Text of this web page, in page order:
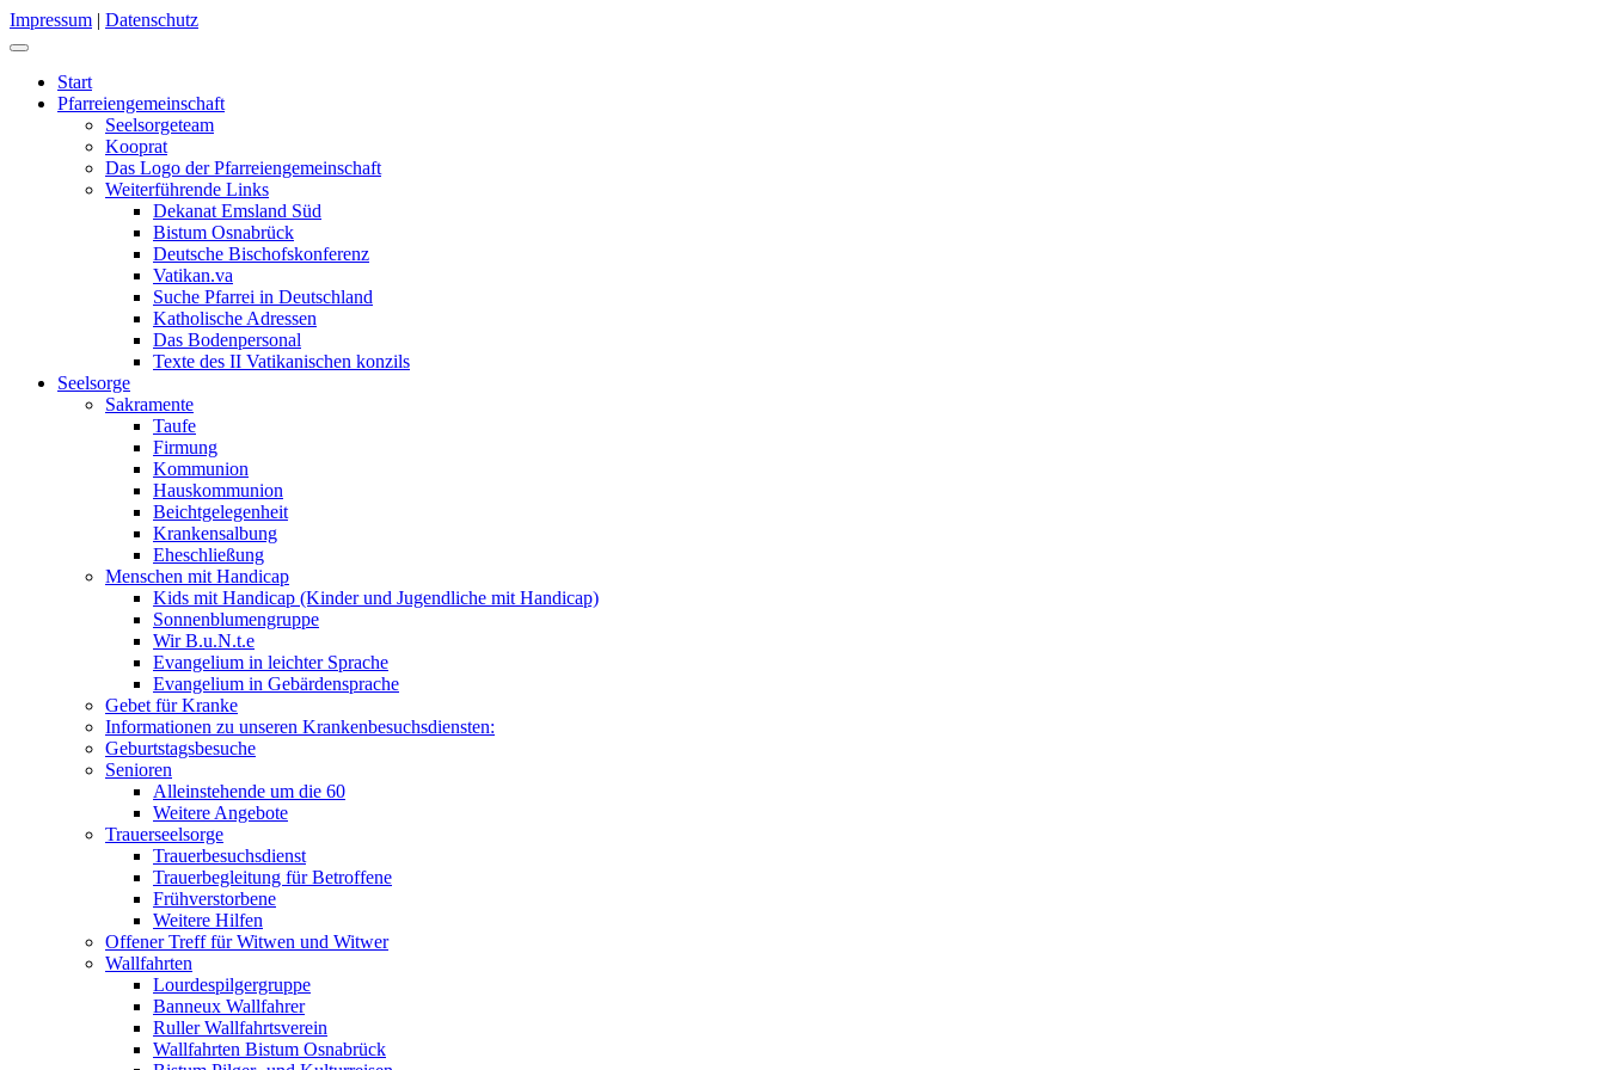
Impressum | Datenschutz
Start
Pfarreiengemeinschaft
Seelsorgeteam
Kooprat
Das Logo der Pfarreiengemeinschaft
Weiterführende Links
Dekanat Emsland Süd
Bistum Osnabrück
Deutsche Bischofskonferenz
Vatikan.va
Suche Pfarrei in Deutschland
Katholische Adressen
Das Bodenpersonal
Texte des II Vatikanischen konzils
Seelsorge
Sakramente
Taufe
Firmung
Kommunion
Hauskommunion
Beichtgelegenheit
Krankensalbung
Eheschließung
Menschen mit Handicap
Kids mit Handicap (Kinder und Jugendliche mit Handicap)
Sonnenblumengruppe
Wir B.u.N.t.e
Evangelium in leichter Sprache
Evangelium in Gebärdensprache
Gebet für Kranke
Informationen zu unseren Krankenbesuchsdiensten:
Geburtstagsbesuche
Senioren
Alleinstehende um die 60
Weitere Angebote
Trauerseelsorge
Trauerbesuchsdienst
Trauerbegleitung für Betroffene
Frühverstorbene
Weitere Hilfen
Offener Treff für Witwen und Witwer
Wallfahrten
Lourdespilgergruppe
Banneux Wallfahrer
Ruller Wallfahrtsverein
Wallfahrten Bistum Osnabrück